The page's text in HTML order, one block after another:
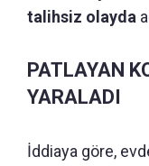
talihsiz olayda
PATLAYAN
YARALADI
İddiaya göre,